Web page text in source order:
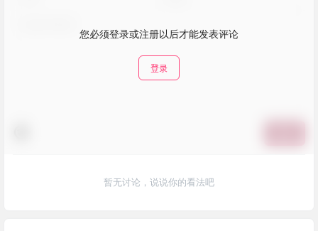
您必须登录或注册以后才能发表评论
登录
暂无讨论，说说你的看法吧